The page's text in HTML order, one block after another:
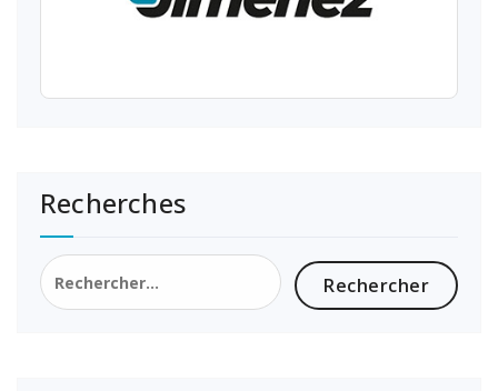
Recherches
Rechercher :